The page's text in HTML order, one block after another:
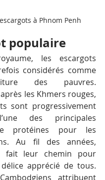
à Phnom Penh
populaire
les escargots
considérés comme
des pauvres.
les Khmers rouges,
sont progressivement
des principales
protéines pour les
Au fil des années,
fait leur chemin pour
apprécié de tous.
attribuent